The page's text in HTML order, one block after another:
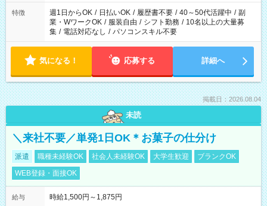
特徴 週1日からOK / 日払いOK / 履歴書不要 / 40～50代活躍中 / 副
業・WワークOK / 服装自由 / シフト勤務 / 10名以上の大量募
集 / 電話対応なし / パソコンスキル不要
気になる！ 応募する 詳細へ
掲載日：2026.08.04
未読
＼来社不要／単発1日OK＊お菓子の仕分け
派遣 職種未経験OK 社会人未経験OK 大学生歓迎
ブランクOK
WEB登録・面接OK
給与 時給1,500円～1,875円